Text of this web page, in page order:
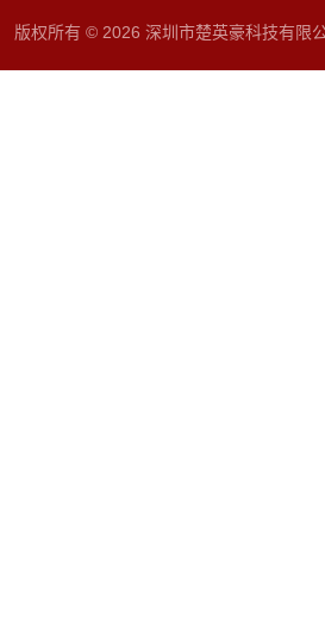
版权所有 © 2026 深圳市楚英豪科技有限